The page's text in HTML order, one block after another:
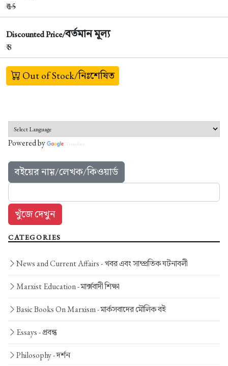
₹15
Discounted Price/বর্তমান মূল্য
₹ 8
Out of Stock/নিঃশেষিত
Powered by Translate
বইয়ের নাম়/লেখক/কিওয়ার্ড
CATEGORIES
News and Current Affairs -খবর এবং সাম্প্রতিক ঘটনাবলী
Marxist Education -মার্ক্সবাদী শিক্ষা
Basic Books On Marxism -মার্কসবাদের মৌলিক বই
Essays -প্রবন্ধ
Philosophy -দর্শন